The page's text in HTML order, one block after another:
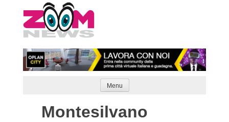
to
content
Menu
Montesilvano